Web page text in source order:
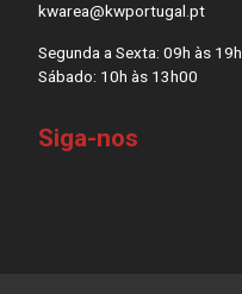
kwarea@kwportugal.pt
Segunda a Sexta: 09h às 19h
Sábado: 10h às 13h00
Siga-nos